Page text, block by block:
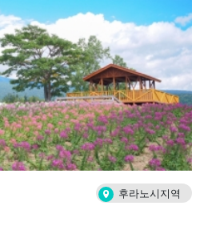
후라노시지역